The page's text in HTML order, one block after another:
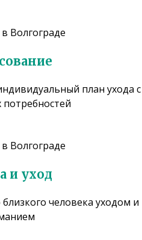
план ухода с
потребностей
и уход
человека уходом и